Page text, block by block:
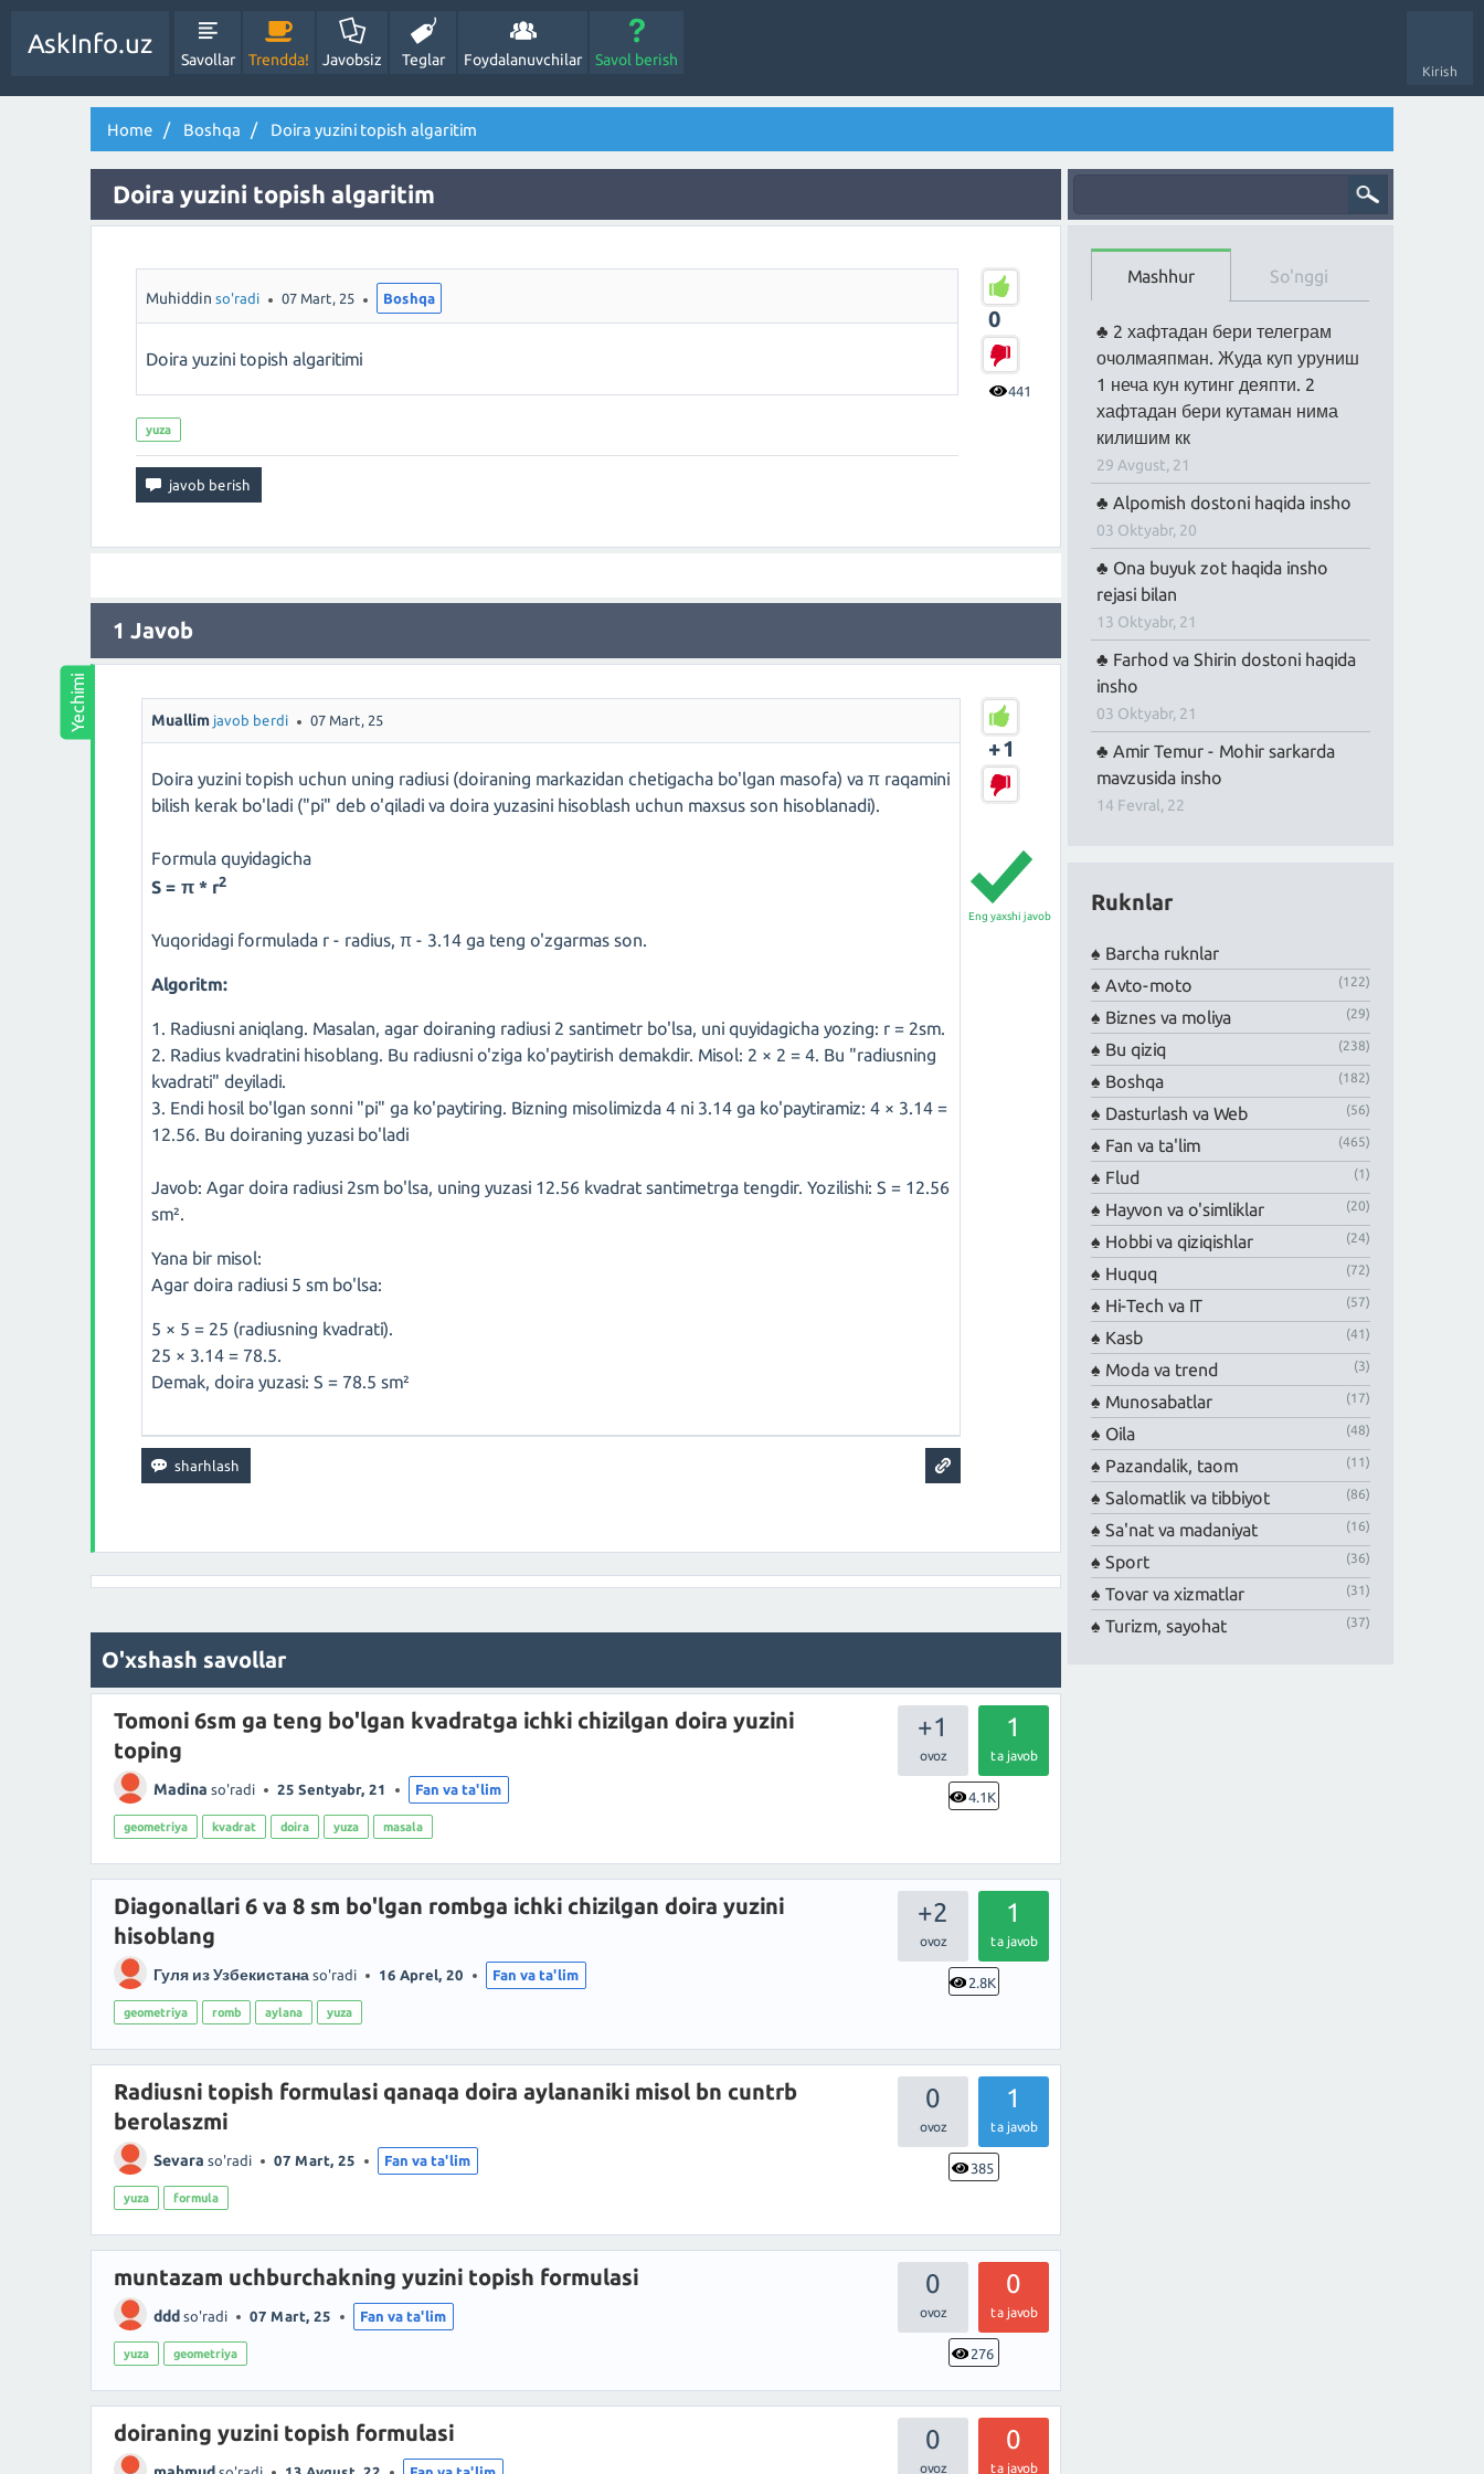
Kirish
AskInfo.uz
Savollar Trendda! Javobsiz Teglar Foydalanuvchilar Savol berish
Home Boshqa Doira yuzini topish algaritim
Doira yuzini topish algaritim
0
441
Muhiddin so'radi 07 Mart, 25 Boshqa
Doira yuzini topish algaritimi
yuza
1 Javob
+1
Muallim javob berdi 07 Mart, 25
Eng yaxshi javob
Doira yuzini topish uchun uning radiusi (doiraning markazidan chetigacha bo'lgan masofa) va π raqamini
bilish kerak bo'ladi ("pi" deb o'qiladi va doira yuzasini hisoblash uchun maxsus son hisoblanadi).
Formula quyidagicha
S = π * r2
Yuqoridagi formulada r - radius, π - 3.14 ga teng o'zgarmas son.
Algoritm:
1. Radiusni aniqlang. Masalan, agar doiraning radiusi 2 santimetr bo'lsa, uni quyidagicha yozing: r = 2sm.
2. Radius kvadratini hisoblang. Bu radiusni o'ziga ko'paytirish demakdir. Misol: 2 × 2 = 4. Bu "radiusning
kvadrati" deyiladi.
3. Endi hosil bo'lgan sonni "pi" ga ko'paytiring. Bizning misolimizda 4 ni 3.14 ga ko'paytiramiz: 4 × 3.14 =
12.56. Bu doiraning yuzasi bo'ladi
Javob: Agar doira radiusi 2sm bo'lsa, uning yuzasi 12.56 kvadrat santimetrga tengdir. Yozilishi: S = 12.56
sm².
Yana bir misol:
Agar doira radiusi 5 sm bo'lsa:
5 × 5 = 25 (radiusning kvadrati).
25 × 3.14 = 78.5.
Demak, doira yuzasi: S = 78.5 sm²
O'xshash savollar
+1 1
ta javob
4.1K
Tomoni 6sm ga teng bo'lgan kvadratga ichki chizilgan doira yuzini
toping
Madina so'radi 25 Sentyabr, 21 Fan va ta'lim
geometriya kvadrat doira yuza masala
+2 1
ta javob
2.8K
Diagonallari 6 va 8 sm bo'lgan rombga ichki chizilgan doira yuzini
hisoblang
Гуля из Узбекистана so'radi 16 Aprel, 20 Fan va ta'lim
geometriya romb aylana yuza
0 1
ta javob
385
Radiusni topish formulasi qanaqa doira aylananiki misol bn cuntrb
berolaszmi
Sevara so'radi 07 Mart, 25 Fan va ta'lim
yuza formula
0 0
ta javob
276
muntazam uchburchakning yuzini topish formulasi
ddd so'radi 07 Mart, 25 Fan va ta'lim
yuza geometriya
0 0
ta javob
doiraning yuzini topish formulasi
Mashhur So'nggi
2 хафтадан бери телеграм
очолмаяпман. Жуда куп уруниш
1 неча кун кутинг деяпти. 2
хафтадан бери кутаман нима
килишим кк
29 Avgust, 21
Alpomish dostoni haqida insho
03 Oktyabr, 20
Ona buyuk zot haqida insho
rejasi bilan
13 Oktyabr, 21
Farhod va Shirin dostoni haqida
insho
03 Oktyabr, 21
Amir Temur - Mohir sarkarda
mavzusida insho
14 Fevral, 22
Ruknlar
Barcha ruknlar
Avto-moto
(122)
Biznes va moliya (29)
Bu qiziq (238)
Boshqa (182)
Dasturlash va Web (56)
Fan va ta'lim (465)
Flud (1)
Hayvon va o'simliklar (20)
Hobbi va qiziqishlar (24)
Huquq (72)
Hi-Tech va IT (57)
Kasb (41)
Moda va trend (3)
Munosabatlar (17)
Oila (48)
Pazandalik, taom (11)
Salomatlik va tibbiyot (86)
Sa'nat va madaniyat (16)
Sport (36)
Tovar va xizmatlar (31)
Turizm, sayohat (37)